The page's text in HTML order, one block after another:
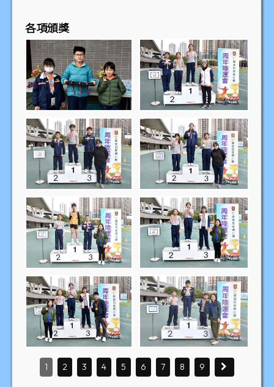
各項頒獎
1 2 3 4 5 6 7 8 9